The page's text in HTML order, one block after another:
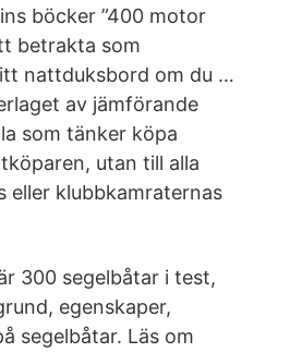
böcker ”400 motor
betrakta som
nattduksbord om du …
av jämförande
som tänker köpa
utan till alla
eller klubbkamraternas
300 segelbåtar i test,
egenskaper,
segelbåtar. Läs om